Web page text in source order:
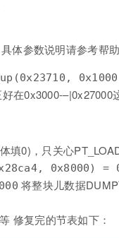
体参数说明请参考帮
在0x3000-–|0x27000
填0)，只关心
0x8000) =
将整块儿数据
修复完的节表如下：